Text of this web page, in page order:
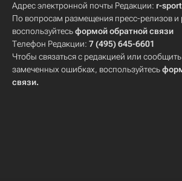
Адрес электронной почты Редакции: r-
По вопросам размещения пресс-релизов и
воспользуйтесьформой обратной связи
Телефон Редакции: 7 (495) 645-6601
Чтобы связаться с редакцией или
замеченных ошибках, воспользуйтесь
связи.